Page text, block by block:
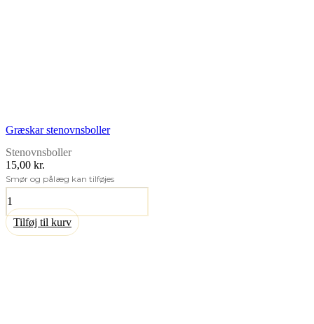
Græskar stenovnsboller
Stenovnsboller
15,00 kr.
Smør og pålæg kan tilføjes
Græskar
stenovnsboller
antal
Tilføj til kurv